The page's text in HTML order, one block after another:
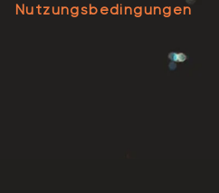
Nutzungsbedingungen